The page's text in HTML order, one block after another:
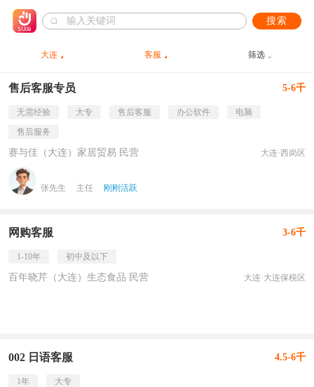
搜索
大连 客服 筛选
售后客服专员 5-6千
无需经验 大专 售后客服 办公软件
电脑
售后服务
赛与佳（大连）家居贸易 民营 大连·西岗区
张先生 主任 刚刚活跃
网购客服 3-6千
1-10年 初中及以下
百年晓芹（大连）生态食品 民营 大连·大连保税区
002 日语客服 4.5-6千
1年 大专